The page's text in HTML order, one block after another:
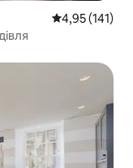
Середня
4,95 (141)